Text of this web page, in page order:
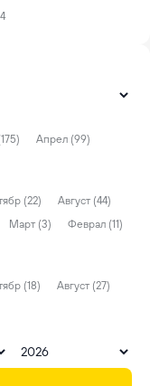
Апрел (99)
(22)
Август (44)
Март (3)
Феврал (11)
(18)
Август (27)